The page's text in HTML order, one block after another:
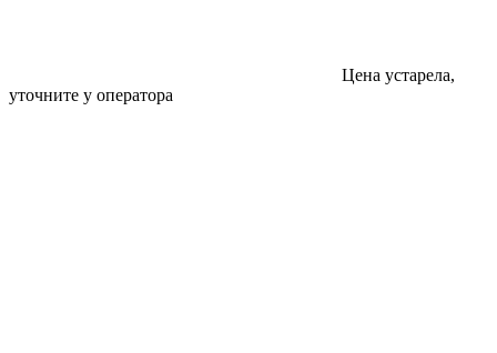
Цена устарела,
уточните у оператора